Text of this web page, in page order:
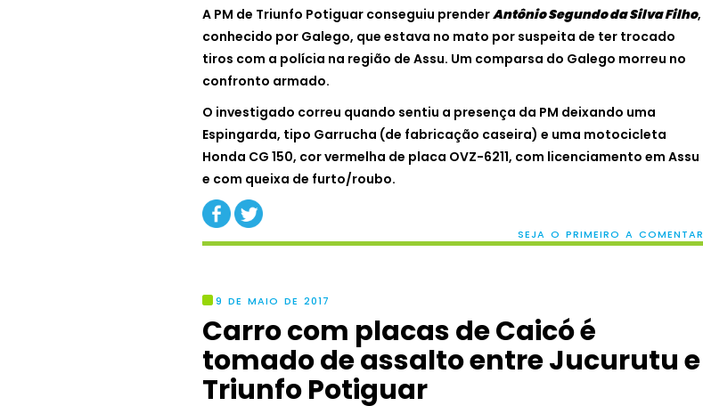
A PM de Triunfo Potiguar conseguiu prenderAntônio Segundo da Silva Filho,
conhecido por Galego, que estava no mato por suspeita de ter trocado
tiros com a polícia na região de Assu. Um comparsa do Galego morreu no
confronto armado.
O investigado correu quando sentiu a presença da PM deixando uma
Espingarda, tipo Garrucha (de fabricação caseira) e uma motocicleta
Honda CG 150, cor vermelha de placa OVZ-6211, com licenciamento em Assu
e com queixa de furto/roubo.
SEJA O PRIMEIRO A COMENTAR
9 DE MAIO DE 2017
Carro com placas de Caicó é
tomado de assalto entre Jucurutu e
Triunfo Potiguar